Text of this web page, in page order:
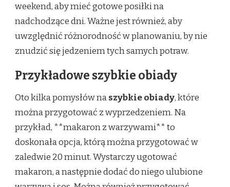
weekend, aby mieć gotowe posiłki na
nadchodzące dni. Ważne jest również, aby
uwzględnić różnorodność w planowaniu, by nie
znudzić się jedzeniem tych samych potraw.
Przykładowe szybkie obiady
Oto kilka pomysłów naszybkie obiady, które
można przygotować z wyprzedzeniem. Na
przykład, **makaron z warzywami** to
doskonała opcja, którą można przygotować w
zaledwie 20 minut. Wystarczy ugotować
makaron, a następnie dodać do niego ulubione